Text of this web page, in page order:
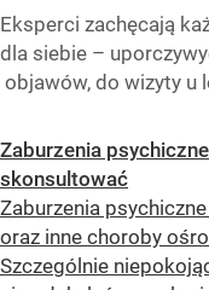
Eksperci zachęcają
dla siebie –
objawów, do wizyty u
Zaburzenia
skonsultować
Zaburzenia
oraz inne choroby
Szczególnie